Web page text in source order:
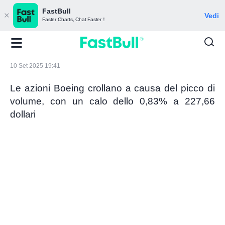
FastBull
Faster Charts, Chat Faster！ Vedi
10 Set 2025 19:41
Le azioni Boeing crollano a causa del picco di
volume, con un calo dello 0,83% a 227,66
dollari